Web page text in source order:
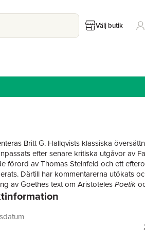
Välj butik
Britt G. Hallqvists klassiska
efter senare kritiska utgåvor av
förord av Thomas Steinfeld och ett
Därtill har kommentarerna ut­ökats
av Goethes text om AristotelesPoetik
Håkan Trygger ingår likaså. Detta är den
delen av Johann Wolfgang von Goethes
1832. Verket är ett av